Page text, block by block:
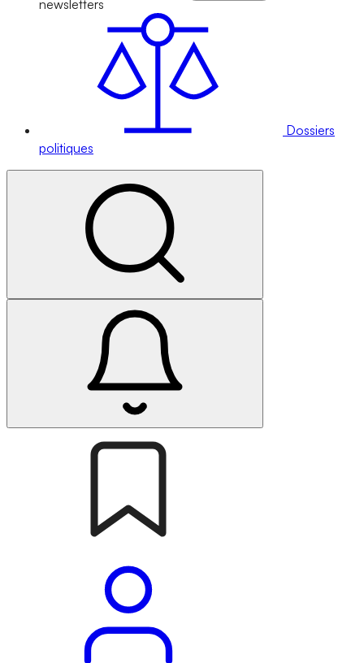
newsletters
Dossiers
politiques